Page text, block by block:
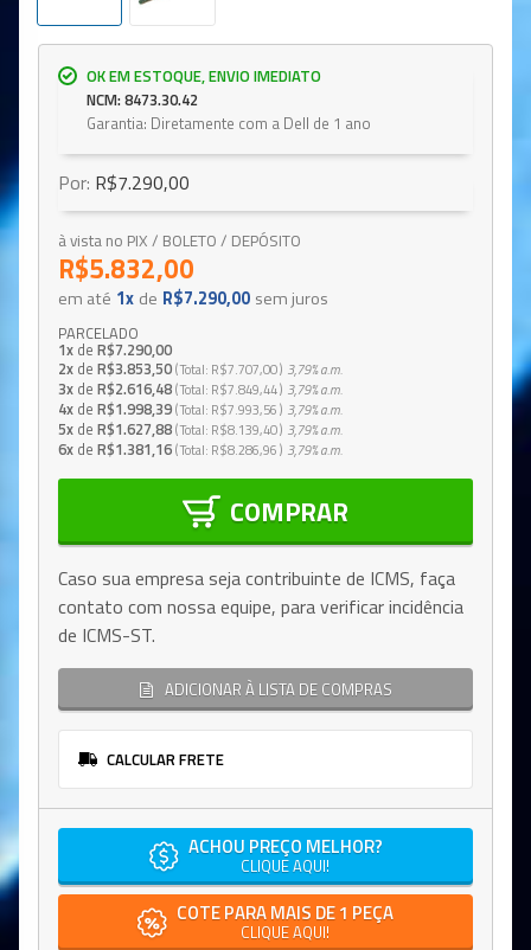
OK EM ESTOQUE, ENVIO IMEDIATO
NCM: 8473.30.42
Garantia: Diretamente com a Dell de 1 ano
Por: R$7.290,00
à vista no PIX / BOLETO / DEPÓSITO
R$5.832,00
em até 1x de R$7.290,00 sem juros
PARCELADO
1x de R$7.290,00
2x de R$3.853,50 Total R$7.707,00 3,79%a.m.
3x de R$2.616,48 Total R$7.849,44 3,79%a.m.
4x de R$1.998,39 Total R$7.993,56 3,79%a.m.
5x de R$1.627,88 Total R$8.139,40 3,79%a.m.
6x de R$1.381,16 Total R$8.286,96 3,79%a.m.
COMPRAR
Caso sua empresa seja contribuinte de ICMS, faça
contato com nossa equipe, para verificar incidência
de ICMS-ST.
ADICIONAR À LISTA DE COMPRAS
CALCULAR FRETE
ACHOU PREÇO MELHOR?
CLIQUE AQUI!
COTE PARA MAIS DE 1 PEÇA
CLIQUE AQUI!